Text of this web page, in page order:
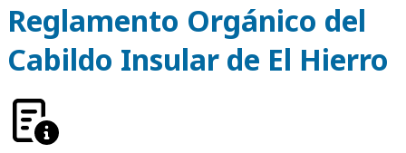
Reglamento Orgánico del
Cabildo Insular de El Hierro